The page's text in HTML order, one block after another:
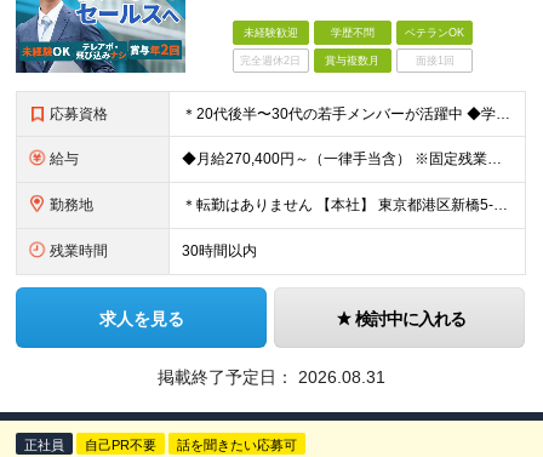
未経験歓迎 学歴不問 ベテランOK
完全週休2日 賞与複数月 面接1回
応募資格 ＊20代後半〜30代の若手メンバーが活躍中 ◆学歴不問 ◆未経験歓迎 ★求める人物像： ◎人の話を素直に聞き、柔軟に吸収できる方 ◎周りの意見を参考に、自分で工夫して取り組める方 ◎未経験から一生
給与 ◆月給270,400円～（一律手当含） ※固定残業代50,050円／30H含む。超過分別途支給。 ※試用期間3ヶ月あり └試用期間中の月給250,660円（固定残業代45,850円／29H含む） └下
勤務地 ＊転勤はありません 【本社】 東京都港区新橋5-34-3 栄進開発ビル3階 (変更の範囲)上記を除く当社関連勤務地
残業時間 30時間以内
求人を見る 検討中に入れる
掲載終了予定日： 2026.08.31
正社員 自己PR不要 話を聞きたい応募可